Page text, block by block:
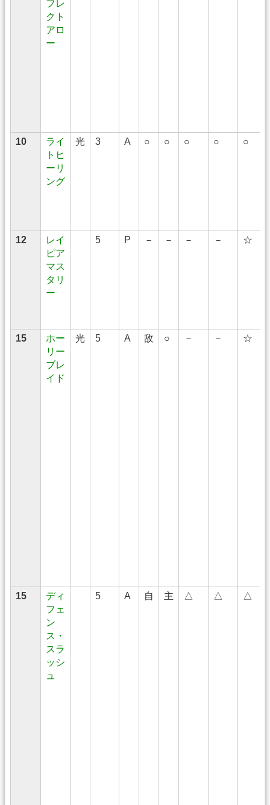
フレ
クト
アロ
ー
10
ライ
トヒ
ーリ
ング
光 3 A ○ ○ ○ ○ ○
12
レイ
ピア
マス
タリ
ー
5 P － － － － ☆
15
ホー
リー
ブレ
イド
光 5 A 敌 ○ － － ☆
15
ディ
フェ
ン
ス・
スラ
ッシ
ュ
5 A 自 主 △ △ △